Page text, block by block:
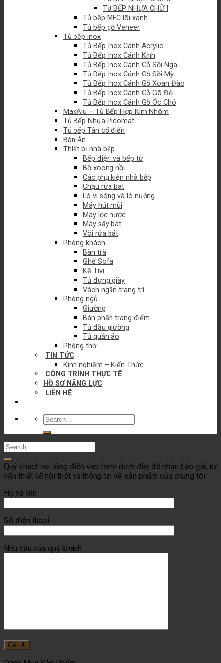
TỦ BẾP NHỰA CHỮ I
Tủ bếp MFC lõi xanh
Tủ bếp gỗ Veneer
Tủ bếp inox
Tủ Bếp Inox Cánh Acrylic
Tủ Bếp Inox Cánh Kính
Tủ Bếp Inox Cánh Gỗ Sồi Nga
Tủ Bếp Inox Cánh Gỗ Sồi Mỹ
Tủ Bếp Inox Cánh Gỗ Xoan Đào
Tủ Bếp Inox Cánh Gỗ Gõ Đỏ
Tủ Bếp Inox Cánh Gỗ Óc Chó
MaxAlu – Tủ Bếp Hợp Kim Nhôm
Tủ Bếp Nhựa Picomat
Tủ bếp Tân cổ điển
Bàn Ăn
Thiết bị nhà bếp
Bếp điện và bếp từ
Bộ xoong nồi
Các phụ kiện nhà bếp
Chậu rửa bát
Lò vi sóng và lò nướng
Máy hút mùi
Máy lọc nước
Máy sấy bát
Vòi rửa bát
Phòng khách
Bàn trà
Ghế Sofa
Kệ Tivi
Tủ đựng giày
Vách ngăn trang trí
Phòng ngủ
Giường
Bàn phấn trang điểm
Tủ đầu giường
Tủ quần áo
Phòng thờ
TIN TỨC
Kinh nghiệm – Kiến Thức
CÔNG TRÌNH THỰC TẾ
HỒ SƠ NĂNG LỰC
LIÊN HỆ
Search
for:
Quý khách vui lòng điền vào form dưới đây để nhận báo giá, tư
vấn thiết kế nội thất và thông tin về sản phẩm của chúng tôi.
Họ và tên
Số điện thoại
Nhu cầu của quý khách